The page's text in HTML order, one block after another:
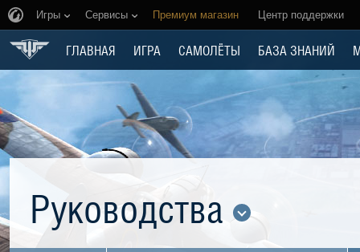
Игры Сервисы Премиум магазин Центр поддержки
ГЛАВНАЯ ИГРА САМОЛЁТЫ БАЗА ЗНАНИЙ
Руководства